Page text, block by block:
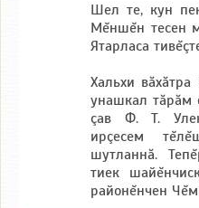
Шел те, кун
Мĕншĕн тесен
Ятарласа
Хальхи
унашкал тăрăм
çав Ф. Т.
ирçесем
шутланнă.
тиек
районĕнчен